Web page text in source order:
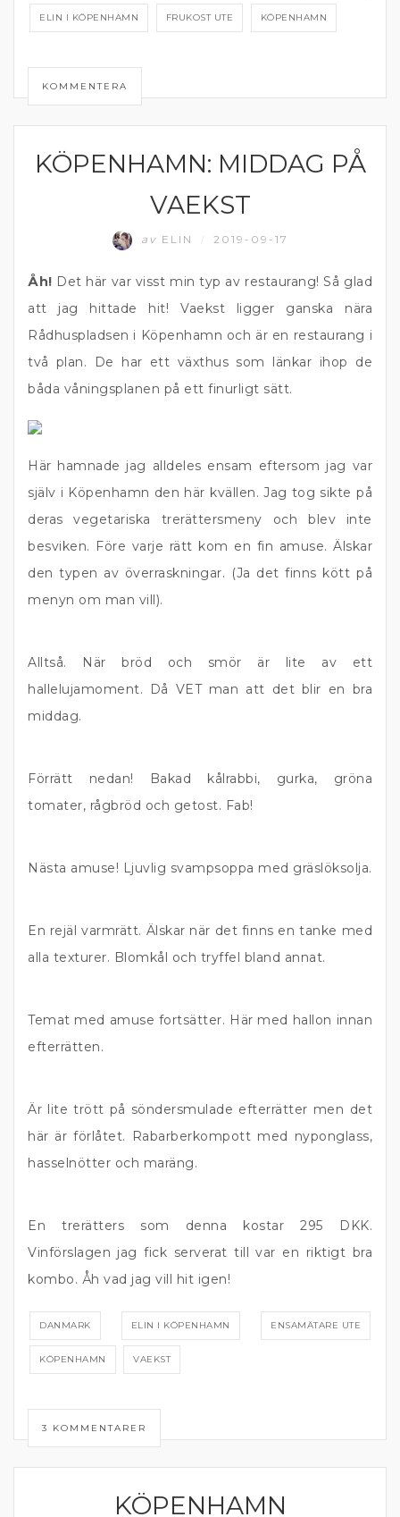
ELIN I KÖPENHAMN FRUKOST UTE KÖPENHAMN
KOMMENTERA
DANMARK
KÖPENHAMN: MIDDAG PÅ
VAEKST
av ELIN 2019-09-17
Åh! Det här var visst min typ av restaurang! Så glad
att jag hittade hit! Vaekst ligger ganska nära
Rådhuspladsen i Köpenhamn och är en restaurang i
två plan. De har ett växthus som länkar ihop de
båda våningsplanen på ett finurligt sätt.
Här hamnade jag alldeles ensam eftersom jag var
själv i Köpenhamn den här kvällen. Jag tog sikte på
deras vegetariska trerättersmeny och blev inte
besviken. Före varje rätt kom en fin amuse. Älskar
den typen av överraskningar. (Ja det finns kött på
menyn om man vill).
Alltså. När bröd och smör är lite av ett
hallelujamoment. Då VET man att det blir en bra
middag.
Förrätt nedan! Bakad kålrabbi, gurka, gröna
tomater, rågbröd och getost. Fab!
Nästa amuse! Ljuvlig svampsoppa med gräslöksolja.
En rejäl varmrätt. Älskar när det finns en tanke med
alla texturer. Blomkål och tryffel bland annat.
Temat med amuse fortsätter. Här med hallon innan
efterrätten.
Är lite trött på söndersmulade efterrätter men det
här är förlåtet. Rabarberkompott med nyponglass,
hasselnötter och maräng.
En trerätters som denna kostar 295 DKK.
Vinförslagen jag fick serverat till var en riktigt bra
kombo. Åh vad jag vill hit igen!
DANMARK ELIN I KÖPENHAMN ENSAMÄTARE UTE
KÖPENHAMN VAEKST
3 KOMMENTARER
KÖPENHAMN